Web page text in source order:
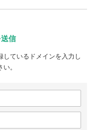
信
ているドメインを入力し
。